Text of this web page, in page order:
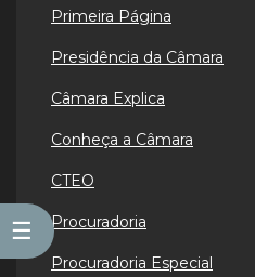
☰
Primeira Página
Presidência da Câmara
Câmara Explica
Conheça a Câmara
CTEO
Procuradoria
Procuradoria Especial